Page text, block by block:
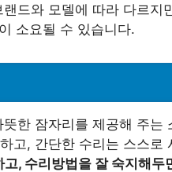
드와 모델에 따라 다르
소요될 수 있습니다.
한 잠자리를 제공해 주는
고, 간단한 수리는 스스로
, 수리방법을 잘 숙지해